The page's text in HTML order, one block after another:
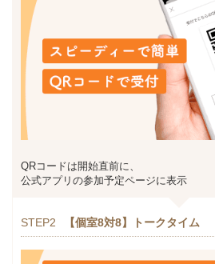
QRコードは開始直前に、
公式アプリの参加予定ページに表示
STEP2 【個室8対8】トークタイム